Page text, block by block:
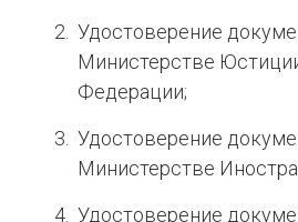
Удостоверение
Министерстве
Федерации;
Удостоверение
Министерстве
Удостоверение